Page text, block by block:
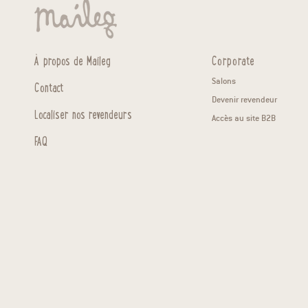
À propos de Maileg
Contact
Localiser nos revendeurs
FAQ
Corporate
Salons
Devenir revendeur
Accès au site B2B